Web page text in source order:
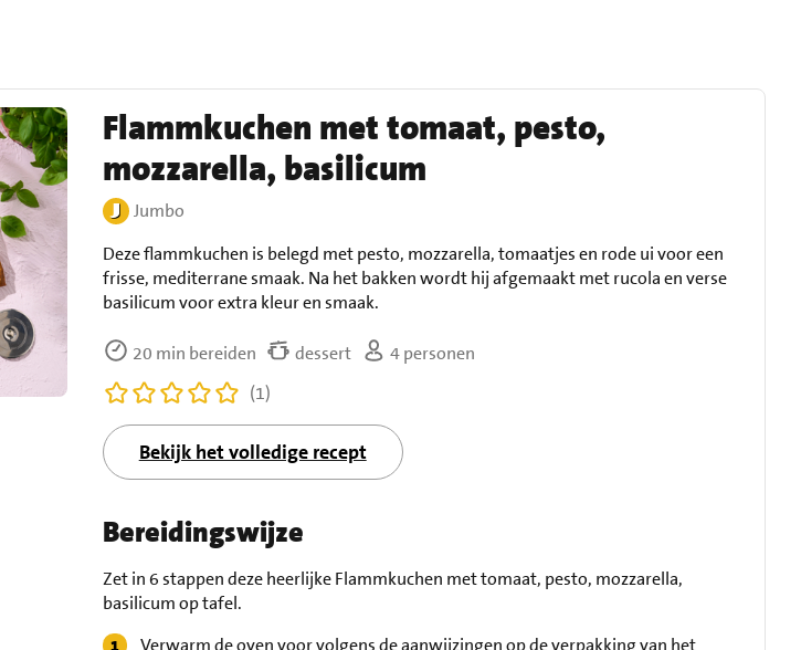
Flammkuchen met tomaat, pesto,
mozzarella, basilicum
Jumbo
Deze flammkuchen is belegd met pesto, mozzarella, tomaatjes en rode ui voor een
frisse, mediterrane smaak. Na het bakken wordt hij afgemaakt met rucola en verse
basilicum voor extra kleur en smaak.
20 min bereiden dessert
4 personen
(1)
Bekijk het volledige recept
Bereidingswijze
Zet in 6 stappen deze heerlijke Flammkuchen met tomaat, pesto, mozzarella,
basilicum op tafel.
Verwarm de oven voor volgens de aanwijzingen op de verpakking van het